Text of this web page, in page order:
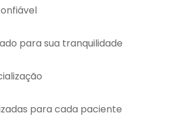
para sua tranquilidade
para cada paciente